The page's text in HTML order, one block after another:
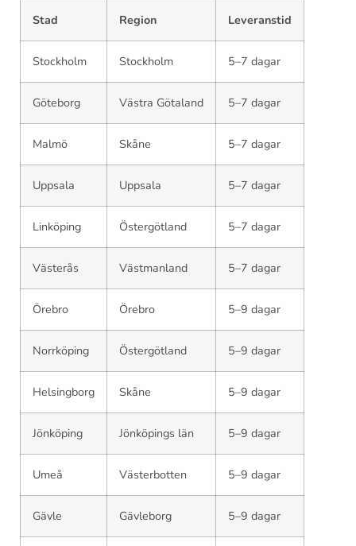
Stad Region Leveranstid
Stockholm Stockholm 5–7 dagar
Göteborg Västra Götaland 5–7 dagar
Malmö Skåne 5–7 dagar
Uppsala Uppsala 5–7 dagar
Linköping Östergötland 5–7 dagar
Västerås Västmanland 5–7 dagar
Örebro Örebro 5–9 dagar
Norrköping Östergötland 5–9 dagar
Helsingborg Skåne 5–9 dagar
Jönköping Jönköpings län 5–9 dagar
Umeå Västerbotten 5–9 dagar
Gävle Gävleborg 5–9 dagar